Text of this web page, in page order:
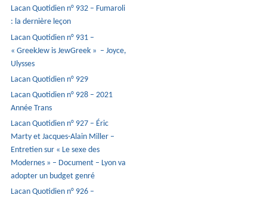
Lacan Quotidien n° 932 – Fumaroli
: la dernière leçon
Lacan Quotidien n° 931 –
« GreekJew is JewGreek » – Joyce,
Ulysses
Lacan Quotidien n° 929
Lacan Quotidien n° 928 – 2021
Année Trans
Lacan Quotidien n° 927 – Éric
Marty et Jacques-Alain Miller –
Entretien sur « Le sexe des
Modernes » – Document – Lyon va
adopter un budget genré
Lacan Quotidien n° 926 –